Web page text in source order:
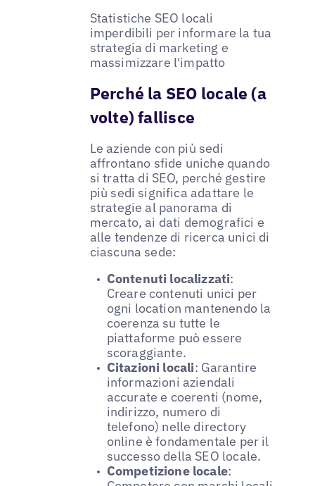
Statistiche SEO locali
imperdibili per informare la tua
strategia di marketing e
massimizzare l'impatto
Perché la SEO locale (a
volte) fallisce
Le aziende con più sedi
affrontano sfide uniche quando
si tratta di SEO, perché gestire
più sedi significa adattare le
strategie al panorama di
mercato, ai dati demografici e
alle tendenze di ricerca unici di
ciascuna sede:
Contenuti localizzati:
Creare contenuti unici per
ogni location mantenendo la
coerenza su tutte le
piattaforme può essere
scoraggiante.
Citazioni locali: Garantire
informazioni aziendali
accurate e coerenti (nome,
indirizzo, numero di
telefono) nelle directory
online è fondamentale per il
successo della SEO locale.
Competizione locale: